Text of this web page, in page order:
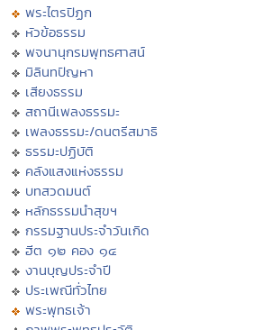
พระไตรปิฏก
หัวข้อธรรม
พจนานุกรมพุทธศาสน์
มิลินทปัญหา
เสียงธรรม
สถานีเพลงธรรมะ
เพลงธรรมะ/ดนตรีสมาธิ
ธรรมะปฏิบัติ
คลังแสงแห่งธรรม
บทสวดมนต์
หลักธรรมนำสุขฯ
กรรมฐานประจำวันเกิด
ฮีต ๑๒ คอง ๑๔
งานบุญประจำปี
ประเพณีทั่วไทย
พระพุทธเจ้า